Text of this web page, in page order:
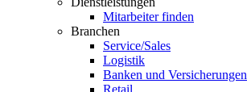
Mitarbeiter finden
Branchen
Service/Sales
Logistik
Banken und Versicherungen
Retail